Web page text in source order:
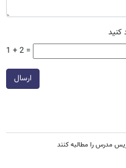
کنید
1 + 2 =
ارسال
مدرس را مطالبه کنند